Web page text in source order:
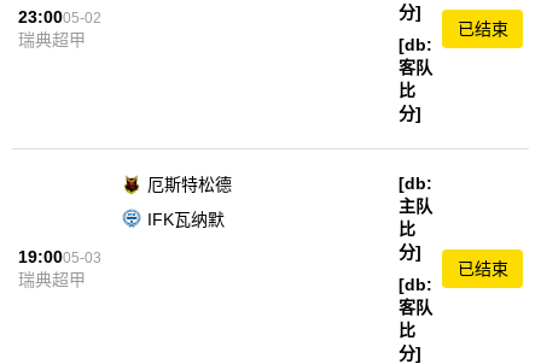
23:0005-02
瑞典超甲
分]
[db:
客队
比
分]
已结束
19:0005-03
瑞典超甲
厄斯特松德
[db:
主队
比
分]
[db:
客队
比
分]
IFK瓦纳默
已结束